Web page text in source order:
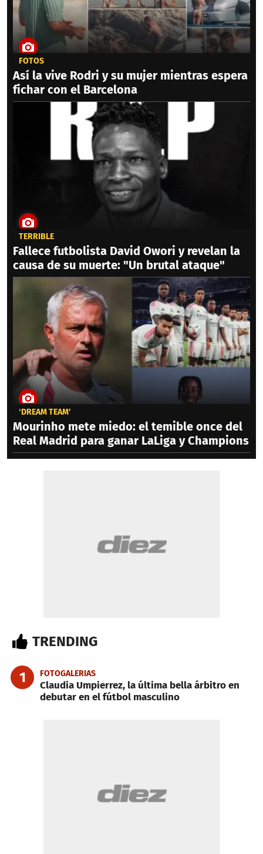
FOTOS
Así la vive Rodri y su mujer mientras espera
fichar con el Barcelona
TERRIBLE
Fallece futbolista David Owori y revelan la
causa de su muerte: "Un brutal ataque"
‘DREAM TEAM'
Mourinho mete miedo: el temible once del
Real Madrid para ganar LaLiga y Champions
TRENDING
1 FOTOGALERIAS
Claudia Umpierrez, la última bella árbitro en
debutar en el fútbol masculino